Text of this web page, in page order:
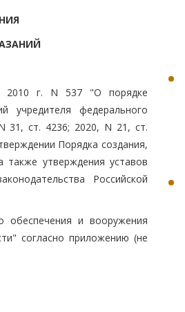
2010 г. N 537 "О порядке
учредителя федерального
31, ст. 4236; 2020, N 21, ст.
Порядка создания,
также утверждения уставов
Российской
обеспечения и вооружения
согласно приложению (не